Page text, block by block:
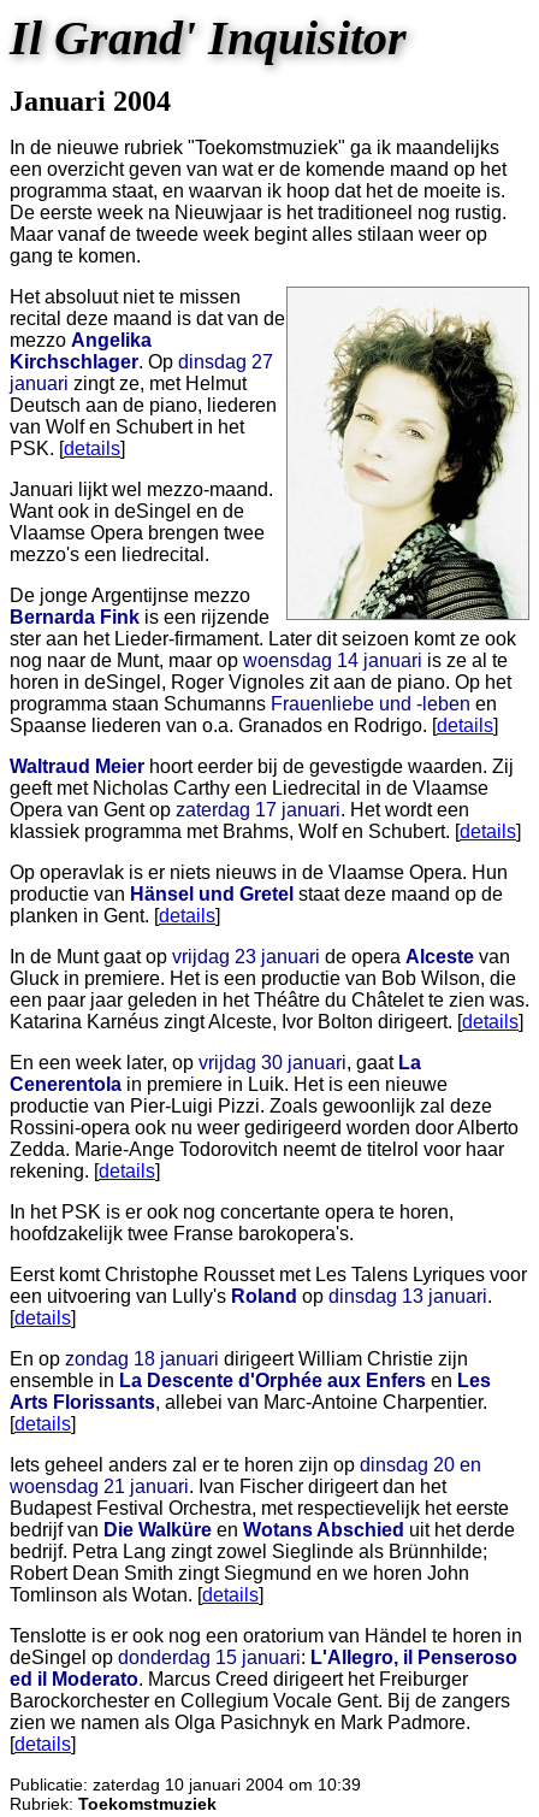
Il Grand' Inquisitor
Januari 2004
In de nieuwe rubriek "Toekomstmuziek" ga ik maandelijks
een overzicht geven van wat er de komende maand op het
programma staat, en waarvan ik hoop dat het de moeite is.
De eerste week na Nieuwjaar is het traditioneel nog rustig.
Maar vanaf de tweede week begint alles stilaan weer op
gang te komen.
Het absoluut niet te missen
recital deze maand is dat van de
mezzo Angelika
Kirchschlager. Op dinsdag 27
januari zingt ze, met Helmut
Deutsch aan de piano, liederen
van Wolf en Schubert in het
PSK. [details]
Januari lijkt wel mezzo-maand.
Want ook in deSingel en de
Vlaamse Opera brengen twee
mezzo's een liedrecital.
De jonge Argentijnse mezzo
Bernarda Fink is een rijzende
ster aan het Lieder-firmament. Later dit seizoen komt ze ook
nog naar de Munt, maar op woensdag 14 januari is ze al te
horen in deSingel, Roger Vignoles zit aan de piano. Op het
programma staan Schumanns Frauenliebe und -leben en
Spaanse liederen van o.a. Granados en Rodrigo. [details]
Waltraud Meier hoort eerder bij de gevestigde waarden. Zij
geeft met Nicholas Carthy een Liedrecital in de Vlaamse
Opera van Gent op zaterdag 17 januari. Het wordt een
klassiek programma met Brahms, Wolf en Schubert. [details]
Op operavlak is er niets nieuws in de Vlaamse Opera. Hun
productie van Hänsel und Gretel staat deze maand op de
planken in Gent. [details]
In de Munt gaat op vrijdag 23 januari de opera Alceste van
Gluck in premiere. Het is een productie van Bob Wilson, die
een paar jaar geleden in het Théâtre du Châtelet te zien was.
Katarina Karnéus zingt Alceste, Ivor Bolton dirigeert. [details]
En een week later, op vrijdag 30 januari, gaat La
Cenerentola in premiere in Luik. Het is een nieuwe
productie van Pier-Luigi Pizzi. Zoals gewoonlijk zal deze
Rossini-opera ook nu weer gedirigeerd worden door Alberto
Zedda. Marie-Ange Todorovitch neemt de titelrol voor haar
rekening. [details]
In het PSK is er ook nog concertante opera te horen,
hoofdzakelijk twee Franse barokopera's.
Eerst komt Christophe Rousset met Les Talens Lyriques voor
een uitvoering van Lully's Roland op dinsdag 13 januari.
[details]
En op zondag 18 januari dirigeert William Christie zijn
ensemble in La Descente d'Orphée aux Enfers en Les
Arts Florissants, allebei van Marc-Antoine Charpentier.
[details]
Iets geheel anders zal er te horen zijn op dinsdag 20 en
woensdag 21 januari. Ivan Fischer dirigeert dan het
Budapest Festival Orchestra, met respectievelijk het eerste
bedrijf van Die Walküre en Wotans Abschied uit het derde
bedrijf. Petra Lang zingt zowel Sieglinde als Brünnhilde;
Robert Dean Smith zingt Siegmund en we horen John
Tomlinson als Wotan. [details]
Tenslotte is er ook nog een oratorium van Händel te horen in
deSingel op donderdag 15 januari: L'Allegro, il Penseroso
ed il Moderato. Marcus Creed dirigeert het Freiburger
Barockorchester en Collegium Vocale Gent. Bij de zangers
zien we namen als Olga Pasichnyk en Mark Padmore.
[details]
Publicatie: zaterdag 10 januari 2004 om 10:39
Rubriek: Toekomstmuziek